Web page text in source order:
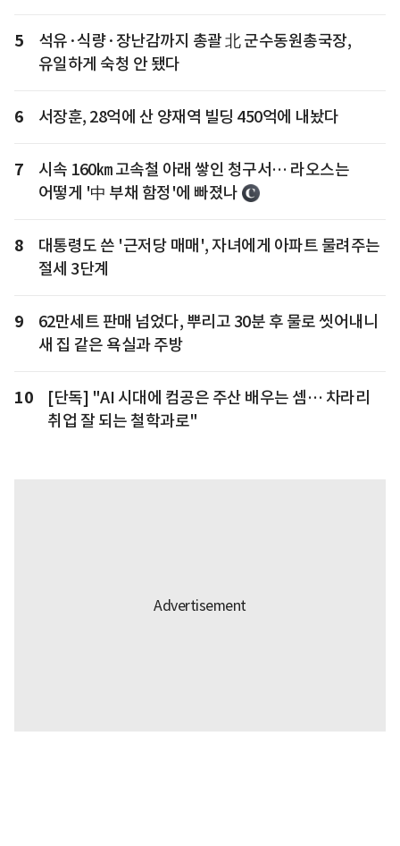
5
석유·식량·장난감까지 총괄 北 군수동원총국장,
유일하게 숙청 안 됐다
6 서장훈, 28억에 산 양재역 빌딩 450억에 내놨다
7
시속 160㎞ 고속철 아래 쌓인 청구서… 라오스는
어떻게 '中 부채 함정'에 빠졌나
8
대통령도 쓴 '근저당 매매', 자녀에게 아파트 물려주는
절세 3단계
9
62만세트 판매 넘었다, 뿌리고 30분 후 물로 씻어내니
새 집 같은 욕실과 주방
10
[단독] "AI 시대에 컴공은 주산 배우는 셈… 차라리
취업 잘 되는 철학과로"